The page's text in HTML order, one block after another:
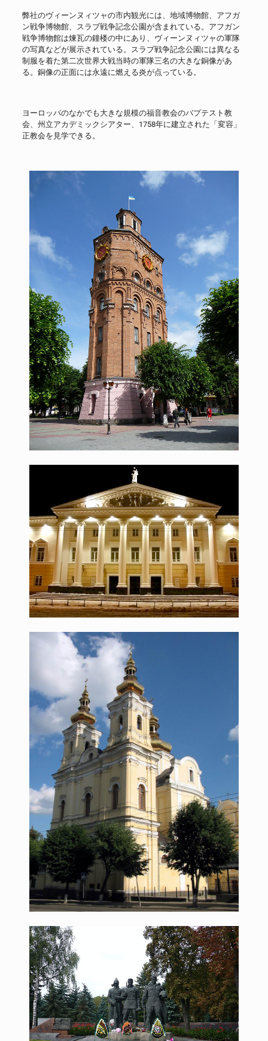
弊社のヴィーンヌィツャの市内観光には、地域博物館、アフガ
ン戦争博物館、スラブ戦争記念公園が含まれている。アフガン
戦争博物館は煉瓦の鐘楼の中にあり、ヴィーンヌィツャの軍隊
の写真などが展示されている。スラブ戦争記念公園には異なる
制服を着た第二次世界大戦当時の軍隊三名の大きな銅像があ
る。銅像の正面には永遠に燃える炎が点っている。
ヨーロッパのなかでも大きな規模の福音教会のバプテスト教
会、州立アカデミックシアター、1758年に建立された「変容」
正教会を見学できる。